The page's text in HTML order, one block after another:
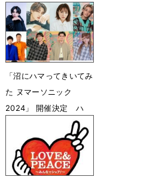
3月12日 07時24分
「沼にハマってきいてみ
た ヌマーソニック
2024」 開催決定 ハ
マ・オカモトらレギュラ
ー陣も集結
9月20日 20時05分